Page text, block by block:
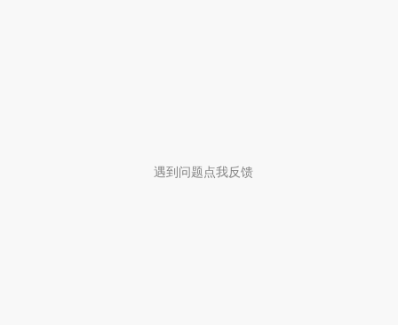
遇到问题点我反馈